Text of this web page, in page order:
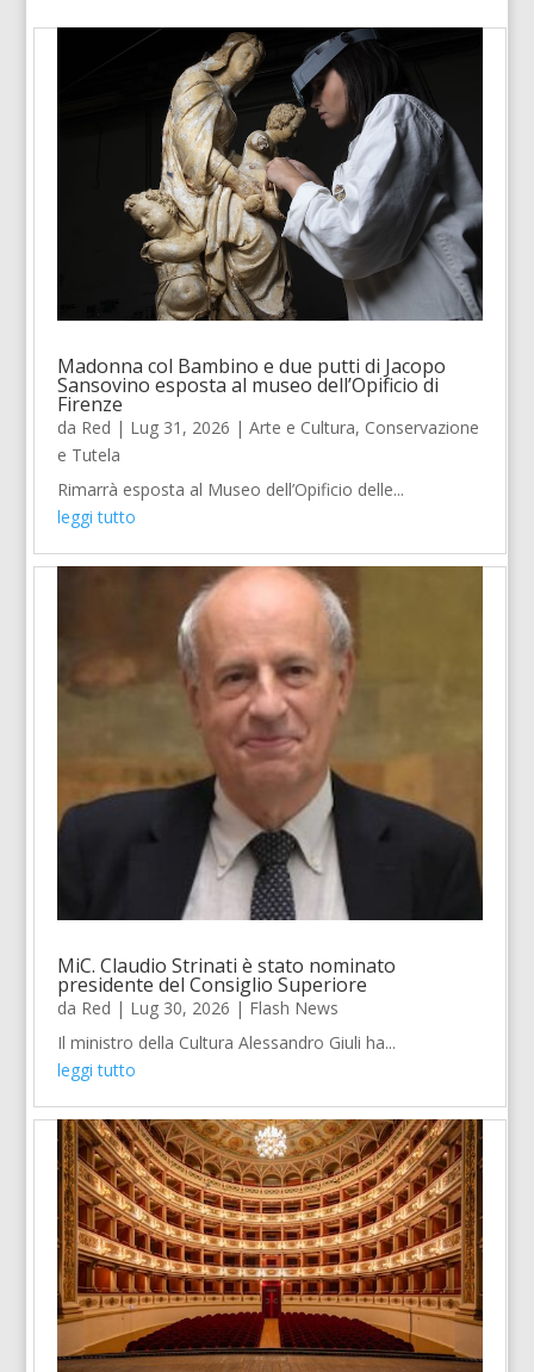
Madonna col Bambino e due putti di Jacopo
Sansovino esposta al museo dell’Opificio di
Firenze
da Red | Lug 31, 2026 |Arte e Cultura, Conservazione
e Tutela
Rimarrà esposta al Museo dell’Opificio delle...
leggi tutto
MiC. Claudio Strinati è stato nominato
presidente del Consiglio Superiore
da Red | Lug 30, 2026 | Flash News
Il ministro della Cultura Alessandro Giuli ha...
leggi tutto